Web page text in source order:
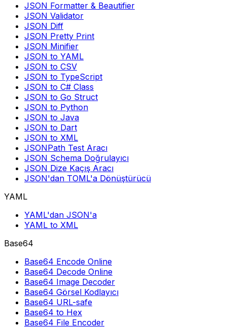
JSON Formatter & Beautifier
JSON Validator
JSON Diff
JSON Pretty Print
JSON Minifier
JSON to YAML
JSON to CSV
JSON to TypeScript
JSON to C# Class
JSON to Go Struct
JSON to Python
JSON to Java
JSON to Dart
JSON to XML
JSONPath Test Aracı
JSON Schema Doğrulayıcı
JSON Dize Kaçış Aracı
JSON'dan TOML'a Dönüştürücü
YAML
YAML'dan JSON'a
YAML to XML
Base64
Base64 Encode Online
Base64 Decode Online
Base64 Image Decoder
Base64 Görsel Kodlayıcı
Base64 URL-safe
Base64 to Hex
Base64 File Encoder